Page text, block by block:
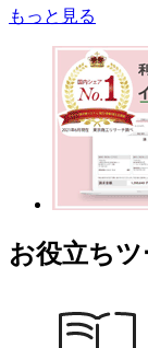
もっと見る
お役立ち